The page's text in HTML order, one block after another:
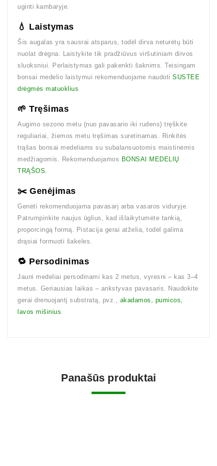
uginti kambaryje.
💧 Laistymas
Šis augalas yra sausrai atsparus, todėl dirva neturėtų būti
nuolat drėgna. Laistykite tik pradžiūvus viršutiniam dirvos
sluoksniui. Perlaistymas gali pakenkti šaknims. Teisingam
bonsai medelio laistymui rekomenduojame naudoti SUSTEE
drėgmės matuoklius
🌱 Tręšimas
Augimo sezono metu (nuo pavasario iki rudens) tręškite
reguliariai, žiemos metu tręšimas suretinamas. Rinkitės
trąšas bonsai medeliams su subalansuotomis maistinėmis
medžiagomis. Rekomenduojamos BONSAI MEDELIŲ
TRĄŠOS.
✂️ Genėjimas
Genėti rekomenduojama pavasarį arba vasaros viduryje.
Patrumpinkite naujus ūglius, kad išlaikytumėte tankią,
proporcingą formą. Pistacija gerai atželia, todėl galima
drąsiai formuoti šakeles.
🔁 Persodinimas
Jauni medeliai persodinami kas 2 metus, vyresni – kas 3–4
metus. Geriausias laikas – ankstyvas pavasaris. Naudokite
gerai drenuojantį substratą, pvz., akadamos, pumicos,
lavos mišinius.
Panašūs produktai